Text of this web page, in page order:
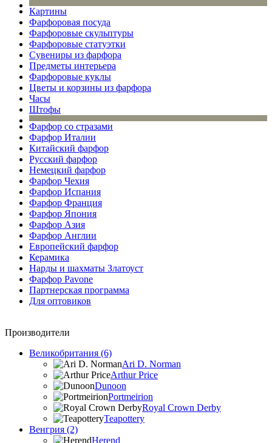
Картины
Фарфоровая посуда
Фарфоровые скульптуры
Фарфоровые статуэтки
Сувениры из фарфора
Предметы интерьера
Фарфоровые куклы
Цветы и корзины из фарфора
Часы
Штофы
Фарфор со стразами
Фарфор Италии
Китайский фарфор
Русский фарфор
Немецкий фарфор
Фарфор Чехия
Фарфор Испания
Фарфор Франция
Фарфор Япония
Фарфор Азия
Фарфор Англии
Европейский фарфор
Керамика
Нарды и шахматы Златоуст
Фарфор Pavone
Партнерская программа
Для оптовиков
Производители
Великобритания (6)
Ari D. Norman
Arthur Price
Dunoon
Portmeirion
Royal Crown Derby
Teapottery
Венгрия (2)
Herend